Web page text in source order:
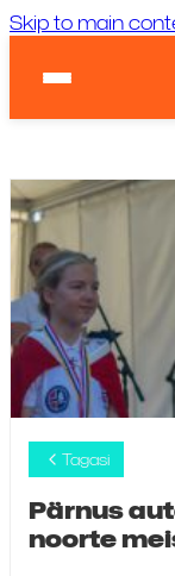
Skip to main
Tagasi
Pärnus
noorte